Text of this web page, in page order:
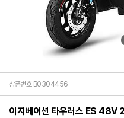
상품번호 B0304456
이지베이션 타우러스 ES 48V